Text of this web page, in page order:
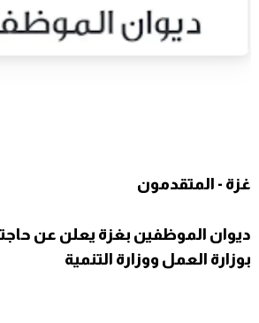
غزة - المتقدمون
ديوان الموظفين بغزة يعلن عن
بوزارة العمل ووزارة التنمية